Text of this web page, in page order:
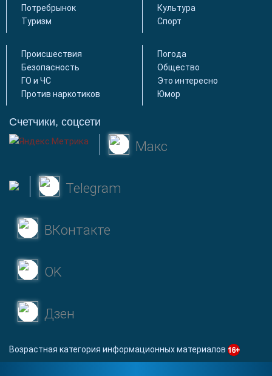
Потребрынок
Туризм
Культура
Спорт
Происшествия
Безопасность
ГО и ЧС
Против наркотиков
Погода
Общество
Это интересно
Юмор
Счетчики, соцсети
Макс
Telegram
ВКонтакте
OK
Дзен
Возрастная категория информационных материалов